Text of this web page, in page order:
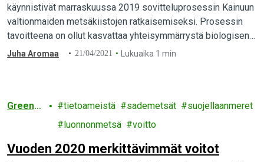
käynnistivät marraskuussa 2019 sovitteluprosessin Kainuun
valtionmaiden metsäkiistojen ratkaisemiseksi. Prosessin
tavoitteena on ollut kasvattaa yhteisymmärrystä biologisen
monimuotoisuuden kannalta arvokkaista alueista ja turvata
Juha Aromaa 21/04/2021 Lukuaika 1 min
Greenp
tietoameistä sademetsät
suojellaanmeret
luonnonmetsä
voitto
Vuoden 2020 merkittävimmät voitot